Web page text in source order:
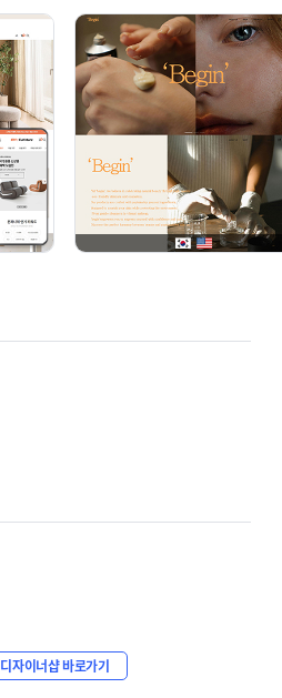
디자이너샵 바로가기